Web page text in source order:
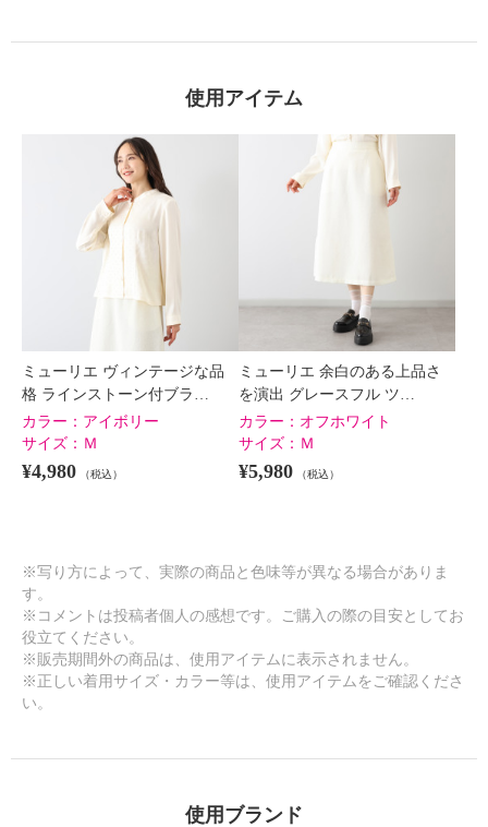
使用アイテム
ミューリエ ヴィンテージな品
格 ラインストーン付ブラ…
カラー： アイボリー
サイズ： Ｍ
¥4,980 （税込）
ミューリエ 余白のある上品さ
を演出 グレースフル ツ…
カラー： オフホワイト
サイズ： Ｍ
¥5,980 （税込）
※写り方によって、実際の商品と色味等が異なる場合がありま
す。
※コメントは投稿者個人の感想です。ご購入の際の目安としてお
役立てください。
※販売期間外の商品は、使用アイテムに表示されません。
※正しい着用サイズ・カラー等は、使用アイテムをご確認くださ
い。
使用ブランド